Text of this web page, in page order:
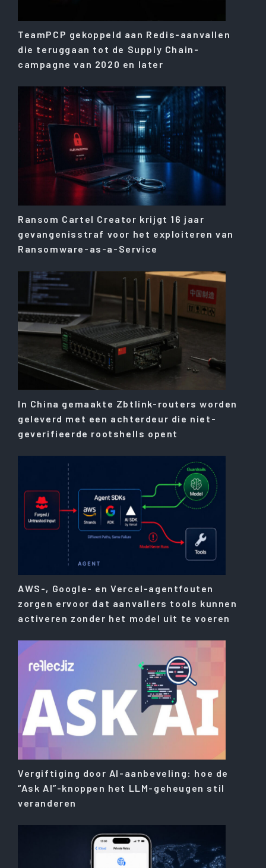
TeamPCP gekoppeld aan Redis-aanvallen
die teruggaan tot de Supply Chain-
campagne van 2020 en later
Ransom Cartel Creator krijgt 16 jaar
gevangenisstraf voor het exploiteren van
Ransomware-as-a-Service
In China gemaakte Zbtlink-routers worden
geleverd met een achterdeur die niet-
geverifieerde rootshells opent
AWS-, Google- en Vercel-agentfouten
zorgen ervoor dat aanvallers tools kunnen
activeren zonder het model uit te voeren
Vergiftiging door AI-aanbeveling: hoe de
“Ask AI”-knoppen het LLM-geheugen stil
veranderen